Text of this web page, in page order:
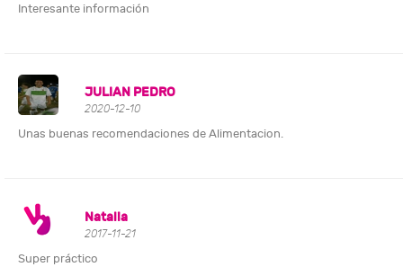
Interesante información
JULIAN PEDRO
2020-12-10
Unas buenas recomendaciones de Alimentacion.
Natalia
2017-11-21
Super práctico